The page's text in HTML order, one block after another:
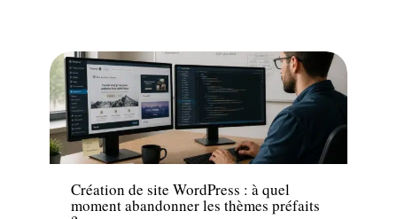
Actu
Création de site WordPress : à quel
moment abandonner les thèmes préfaits